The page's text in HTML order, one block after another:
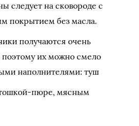
следует на сковороде с
покрытием без масла.
получаются очень
их можно смело
наполнителями: туш
пюре, мясным